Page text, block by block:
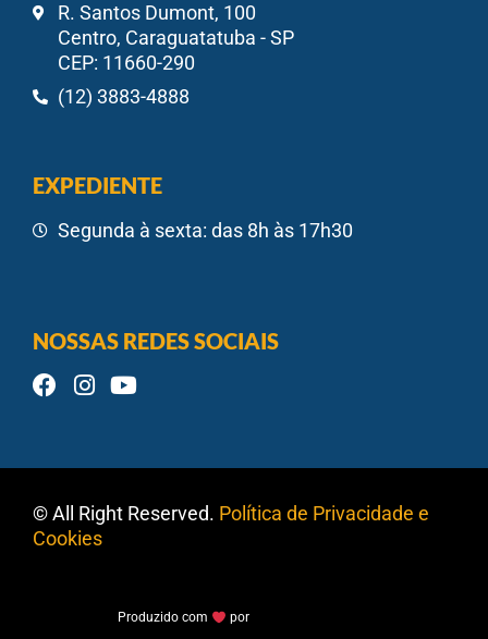
R. Santos Dumont, 100
Centro, Caraguatatuba - SP
CEP: 11660-290
(12) 3883-4888
EXPEDIENTE
Segunda à sexta: das 8h às 17h30
NOSSAS REDES SOCIAIS
© All Right Reserved. Política de Privacidade e
Cookies
Produzido com por